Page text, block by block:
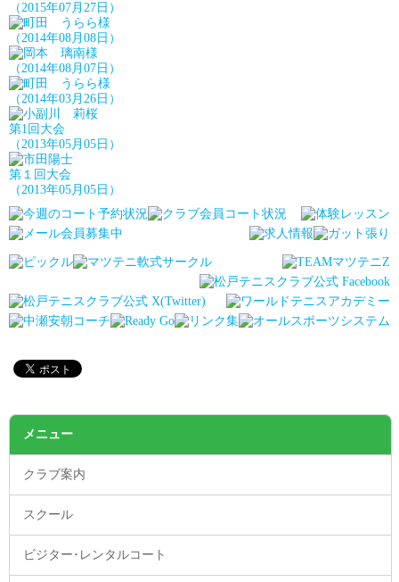
（2015年07月27日）
（2014年08月08日）
（2014年08月07日）
（2014年03月26日）
第1回大会
（2013年05月05日）
第１回大会
（2013年05月05日）
メニュー
クラブ案内
スクール
ビジター･レンタルコート